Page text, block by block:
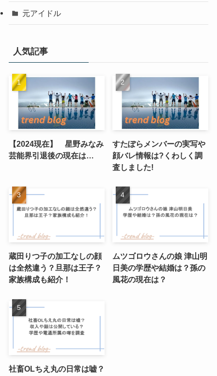
元アイドル
人気記事
【2024現在】 星野みなみ
芸能界引退後の現在は…
すたぽらメンバーの実写や
顔バレ情報は?くわしく調
査しました!
蔵田りつ子の加工なしの顔
は全然違う？旦那は王子？
家族構成も紹介！
ムツゴロウさんの娘 津山明
日美の学歴や結婚は？孫の
風花の現在は？
社畜OLちえ丸の日常は嘘？